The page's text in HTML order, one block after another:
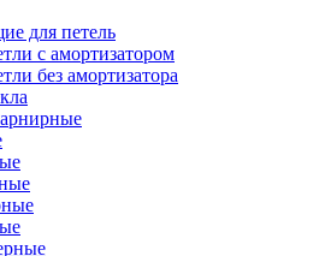
для петель
с амортизатором
без амортизатора